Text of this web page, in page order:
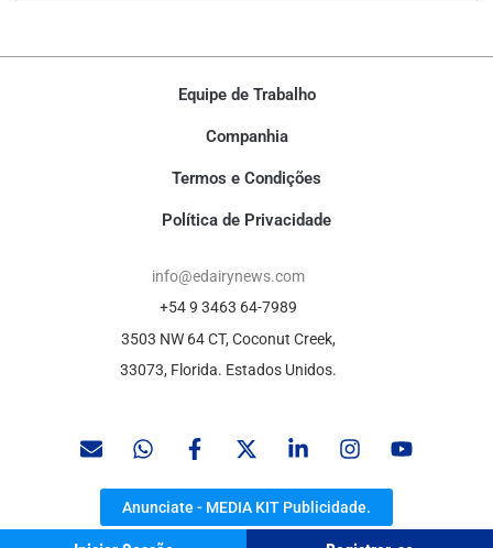
Equipe de Trabalho
Companhia
Termos e Condições
Política de Privacidade
info@edairynews.com
+54 9 3463 64-7989
3503 NW 64 CT, Coconut Creek,
33073, Florida. Estados Unidos.
Anunciate - MEDIA KIT Publicidade.